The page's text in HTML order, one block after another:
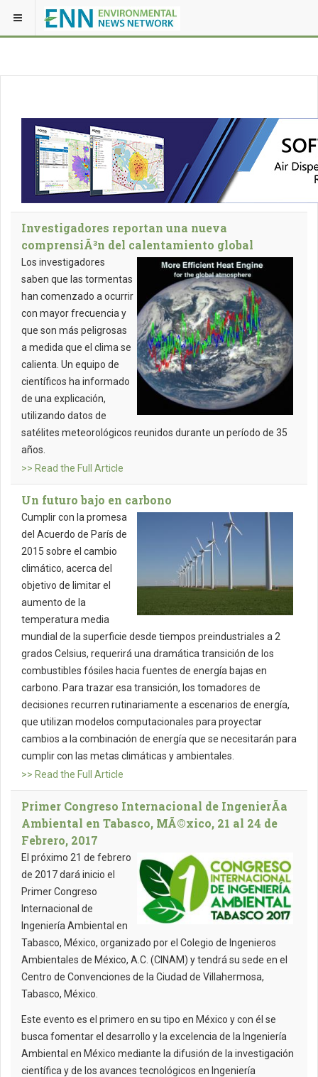
Investigadores reportan una nueva
comprensiÃ³n del calentamiento global
Los investigadores
saben que las tormentas
han comenzado a ocurrir
con mayor frecuencia y
que son más peligrosas
a medida que el clima se
calienta. Un equipo de
científicos ha informado
de una explicación,
utilizando datos de
satélites meteorológicos reunidos durante un período de 35
años.
>> Read the Full Article
Un futuro bajo en carbono
Cumplir con la promesa
del Acuerdo de París de
2015 sobre el cambio
climático, acerca del
objetivo de limitar el
aumento de la
temperatura media
mundial de la superficie desde tiempos preindustriales a 2
grados Celsius, requerirá una dramática transición de los
combustibles fósiles hacia fuentes de energía bajas en
carbono. Para trazar esa transición, los tomadores de
decisiones recurren rutinariamente a escenarios de energía,
que utilizan modelos computacionales para proyectar
cambios a la combinación de energía que se necesitarán para
cumplir con las metas climáticas y ambientales.
>> Read the Full Article
Primer Congreso Internacional de IngenierÃ­a
Ambiental en Tabasco, MÃ©xico, 21 al 24 de
Febrero, 2017
El próximo 21 de febrero
de 2017 dará inicio el
Primer Congreso
Internacional de
Ingeniería Ambiental en
Tabasco, México, organizado por el Colegio de Ingenieros
Ambientales de México, A.C. (CINAM) y tendrá su sede en el
Centro de Convenciones de la Ciudad de Villahermosa,
Tabasco, México.
Este evento es el primero en su tipo en México y con él se
busca fomentar el desarrollo y la excelencia de la Ingeniería
Ambiental en México mediante la difusión de la investigación
científica y de los avances tecnológicos en Ingeniería